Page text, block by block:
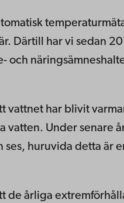
Därtill har vi sedan
och
vattnet har blivit
Under senare
huruvida detta är
de årliga